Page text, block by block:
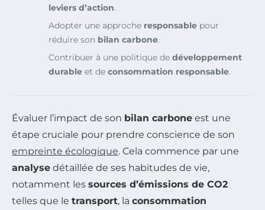
leviers d’action.
Adopter une approche responsable pour
réduire son bilan carbone.
Contribuer à une politique de développement
durable et de consommation responsable.
Évaluer l’impact de son bilan carbone est une
étape cruciale pour prendre conscience de son
empreinte écologique. Cela commence par une
analyse détaillée de ses habitudes de vie,
notamment les sources d’émissions de CO2
telles que le transport, la consommation